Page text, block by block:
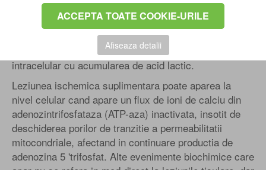
ACCEPTA TOATE COOKIE-URILE
Afiseaza detalii
speciilor reactive de oxigen pentru procesul fagocitar
de distrugere a bacteriilor. Hipoxia ischemica conduce
tesutul afectat in metabolismul anaerob cu scaderea
trifosfatului adenozinei rezultat si scaderea pH-ului
intracelular cu acumularea de acid lactic.
Leziunea ischemica suplimentara poate aparea la
nivel celular cand apare un flux de ioni de calciu din
adenozintrifosfataza (ATP-aza) inactivata, insotit de
deschiderea porilor de tranzitie a permeabilitatii
mitocondriale, afectand in continuare productia de
adenozina 5 'trifosfat. Alte evenimente biochimice care